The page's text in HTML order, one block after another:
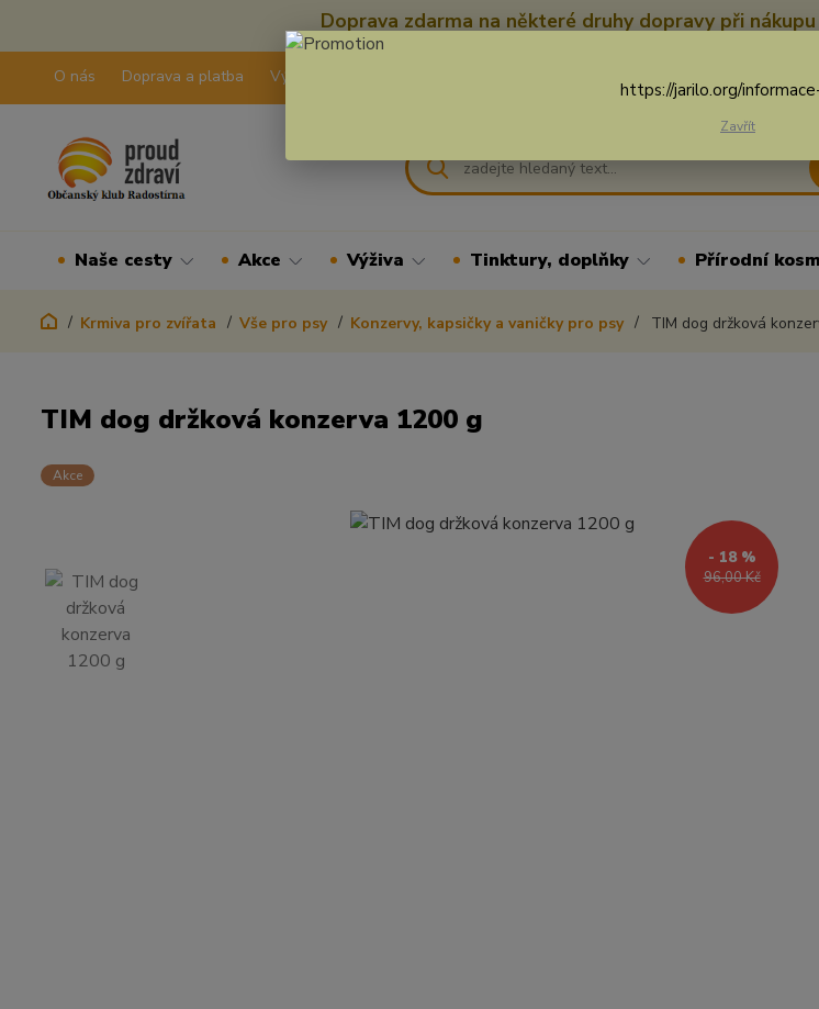
Doprava zdarma na některé druhy dopravy při
O nás Doprava a platba Výdejní pravidla
Naše cesty Akce Výživa Tinktury, doplňky Přírodní
Krmiva pro zvířata Vše pro psy Konzervy, kapsičky a vaničky pro psy TIM dog držková
TIM dog držková konzerva 1200 g
Akce
96,00 Kč
- 18 %
https://jarilo.org/
Zavřít